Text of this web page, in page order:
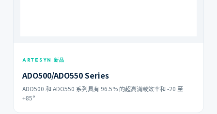
ARTESYN 新品
ADO500/ADO550 Series
ADO500 和 ADO550 系列具有 96.5% 的超高滿載效率和 -20 至
+85°